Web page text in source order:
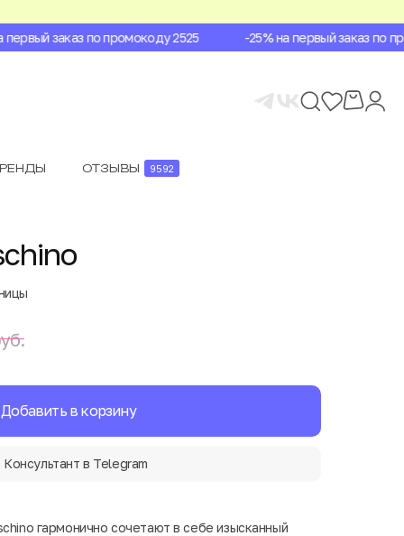
заказ по промокоду 2525 -25% на первый заказ по
ОТЗЫВЫ 9592
Добавить в корзину
Консультант в Telegram
гармонично сочетают в себе изысканный